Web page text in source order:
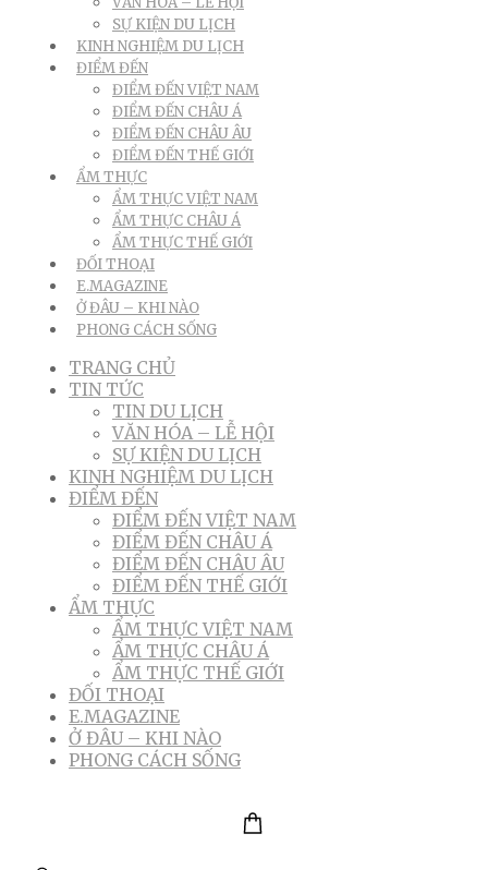
SỰ KIỆN DU LỊCH
KINH NGHIỆM DU LỊCH
ĐIỂM ĐẾN
ĐIỂM ĐẾN VIỆT NAM
ĐIỂM ĐẾN CHÂU Á
ĐIỂM ĐẾN CHÂU ÂU
ĐIỂM ĐẾN THẾ GIỚI
ẨM THỰC
ẨM THỰC VIỆT NAM
ẨM THỰC CHÂU Á
ẨM THỰC THẾ GIỚI
ĐỐI THOẠI
E.MAGAZINE
Ở ĐÂU – KHI NÀO
PHONG CÁCH SỐNG
TRANG CHỦ
TIN TỨC
TIN DU LỊCH
VĂN HÓA – LỄ HỘI
SỰ KIỆN DU LỊCH
KINH NGHIỆM DU LỊCH
ĐIỂM ĐẾN
ĐIỂM ĐẾN VIỆT NAM
ĐIỂM ĐẾN CHÂU Á
ĐIỂM ĐẾN CHÂU ÂU
ĐIỂM ĐẾN THẾ GIỚI
ẨM THỰC
ẨM THỰC VIỆT NAM
ẨM THỰC CHÂU Á
ẨM THỰC THẾ GIỚI
ĐỐI THOẠI
E.MAGAZINE
Ở ĐÂU – KHI NÀO
PHONG CÁCH SỐNG